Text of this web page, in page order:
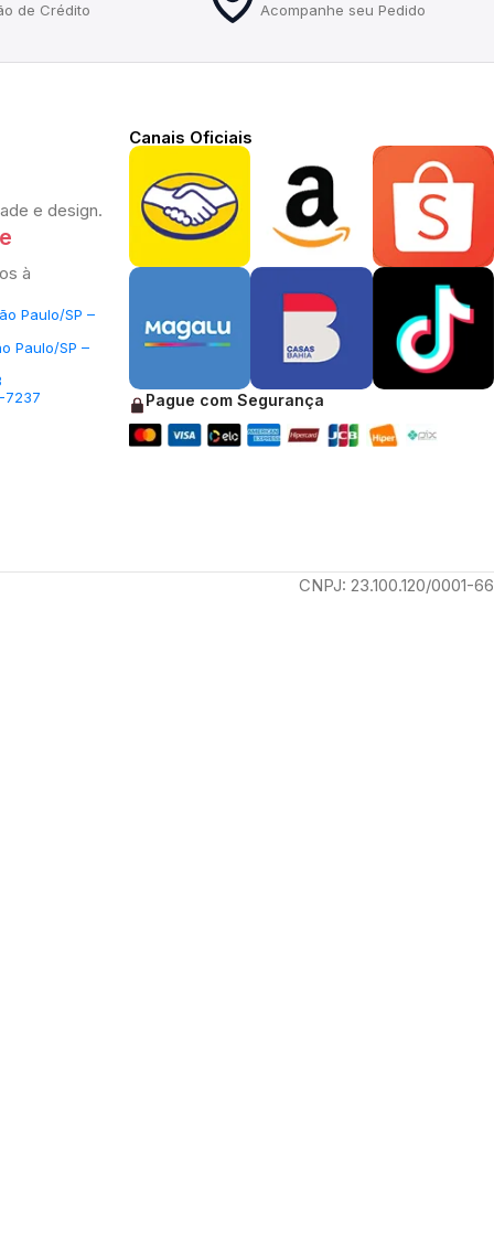
de Crédito Acompanhe seu Pedido
e design.
à
Paulo/SP –
Paulo/SP –
7237
Canais Oficiais
Pague com Segurança
CNPJ: 23.100.120/0001-66